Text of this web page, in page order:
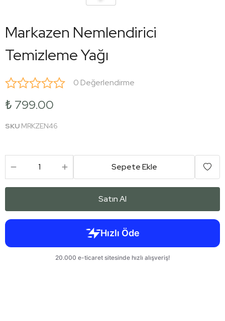
Markazen Nemlendirici
Temizleme Yağı
0 Değerlendirme
₺ 799.00
SKU MRKZEN46
Sepete Ekle
Satın Al